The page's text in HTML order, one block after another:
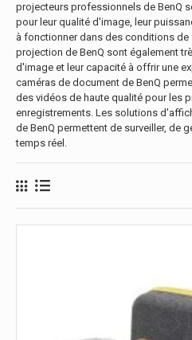
projecteurs professionnels de BenQ
pour leur qualité d'image, leur
à fonctionner dans des conditions
projection de BenQ sont également
d'image et leur capacité à offrir une
caméras de document de BenQ
des vidéos de haute qualité pour les
enregistrements. Les solutions
de BenQ permettent de surveiller, de
temps réel.